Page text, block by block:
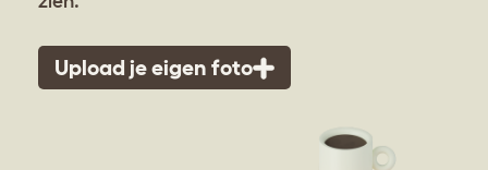
Upload je eigen foto